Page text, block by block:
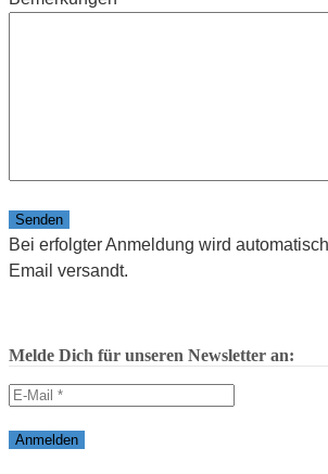
Bitte lasse dieses Feld leer.
Bei erfolgter Anmeldung wird
Email versandt.
Melde Dich für unseren Newsletter an: